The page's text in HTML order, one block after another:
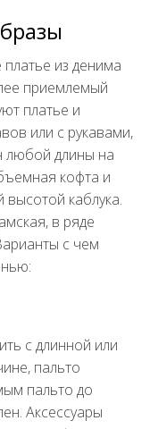
из денима
приемлемый
платье и
или с рукавами,
любой длины на
кофта и
каблука.
в ряде
с чем
с длинной или
пальто
пальто до
Аксессуары